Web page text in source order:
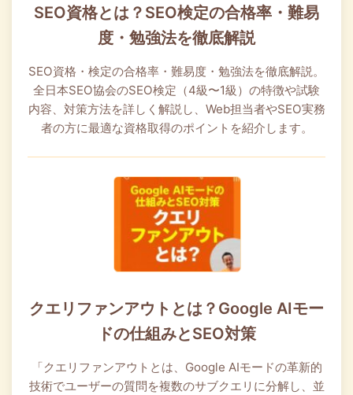
SEO資格とは？SEO検定の合格率・難易
度・勉強法を徹底解説
SEO資格・検定の合格率・難易度・勉強法を徹底解説。
全日本SEO協会のSEO検定（4級〜1級）の特徴や試験
内容、対策方法を詳しく解説し、Web担当者やSEO実務
者の方に最適な資格取得のポイントを紹介します。
クエリファンアウトとは？Google AIモー
ドの仕組みとSEO対策
「クエリファンアウトとは、Google AIモードの革新的
技術でユーザーの質問を複数のサブクエリに分解し、並